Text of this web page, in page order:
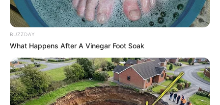
BUZZDAY
What Happens After A Vinegar Foot Soak